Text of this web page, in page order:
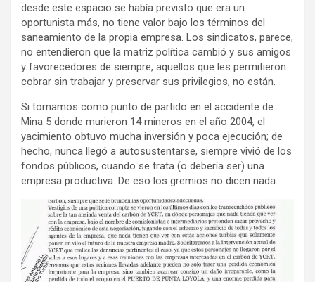
desde este espacio se había previsto que era un
oportunista más, no tiene valor bajo los términos del
saneamiento de la propia empresa. Los sindicatos, parece,
no entendieron que la matriz política cambió y sus amigos
y favorecedores de siempre, aquellos que les permitieron
cobrar sin trabajar y preservar sus privilegios, no están.
Si tomamos como punto de partido en el accidente de
Mina 5 donde murieron 14 mineros en el año 2004, el
yacimiento obtuvo mucha inversión y poca ejecución; de
hecho, nunca llegó a autosustentarse, siempre vivió de los
fondos públicos, cuando se trata (o debería ser) una
empresa productiva. De eso los gremios no dicen nada.